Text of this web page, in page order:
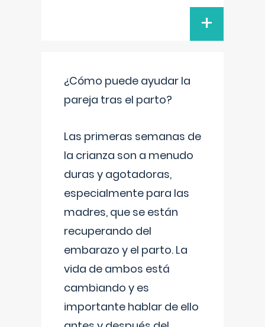
+
¿Cómo puede ayudar la
pareja tras el parto?
Las primeras semanas de
la crianza son a menudo
duras y agotadoras,
especialmente para las
madres, que se están
recuperando del
embarazo y el parto. La
vida de ambos está
cambiando y es
importante hablar de ello